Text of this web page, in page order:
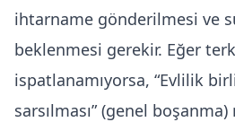
ihtarname gönderilmesi ve
beklenmesi gerekir. Eğer
ispatlanamıyorsa, “Evlilik
sarsılması” (genel